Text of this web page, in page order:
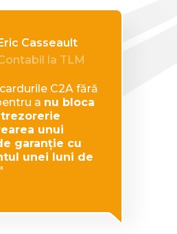
Casseault
la TLM
C2A fără
a nu bloca
unui
garanție cu
unei luni de